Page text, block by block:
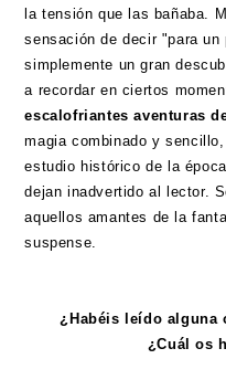
la tensión que las bañaba.
sensación de decir "para
simplemente un gran
a recordar en ciertos
escalofriantes aventuras
magia combinado y
estudio histórico de la
dejan inadvertido al lector.
aquellos amantes de la
suspense.
¿Habéis leído alguna
¿Cuál os